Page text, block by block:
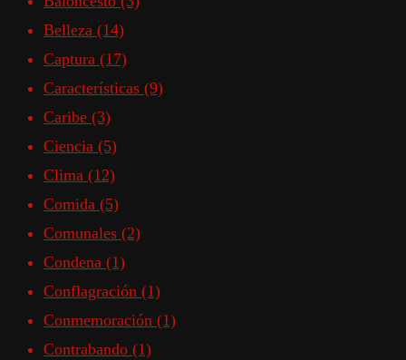
Belleza (14)
Captura (17)
Características (9)
Caribe (3)
Ciencia (5)
Clima (12)
Comida (5)
Comunales (2)
Condena (1)
Conflagración (1)
Conmemoración (1)
Contrabando (1)